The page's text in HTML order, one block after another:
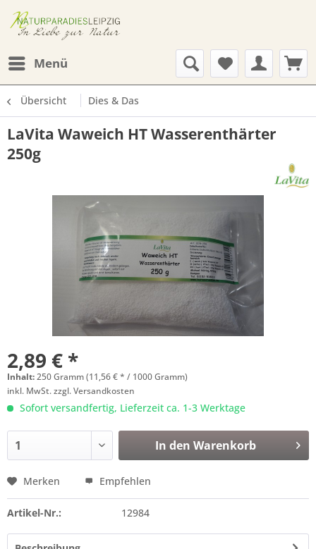
Menü
Übersicht Dies & Das
LaVita Waweich HT Wasserenthärter
250g
2,89 € *
Inhalt:250 Gramm (11,56 € * / 1000 Gramm)
inkl. MwSt.zzgl. Versandkosten
Sofort versandfertig, Lieferzeit ca. 1-3 Werktage
In den Warenkorb
Merken Empfehlen
Artikel-Nr.: 12984